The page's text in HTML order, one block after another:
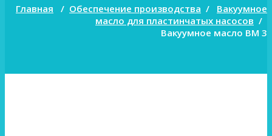
Главная / Обеспечение производства / Вакуумное
масло для пластинчатых насосов /
Вакуумное масло ВМ 3